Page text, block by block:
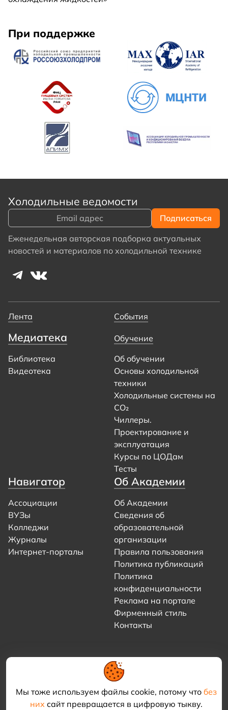
Мы тоже используем файлы cookie, потому что без
нихсайт превращается в цифровую тыкву.
При поддержке
Холодильные ведомости
Еженедельная авторская подборка актуальных
новостей и материалов по холодильной технике
Лента События
Медиатека
Библиотека
Видеотека
Обучение
Об обучении
Основы холодильной
техники
Холодильные системы на
CO₂
Чиллеры.
Проектирование и
эксплуатация
Курсы по ЦОДам
Тесты
Навигатор
Ассоциации
ВУЗы
Колледжи
Журналы
Интернет-порталы
Об Академии
Об Академии
Сведения об
образовательной
организации
Правила пользования
Политика публикаций
Политика
конфиденциальности
Реклама на портале
Фирменный стиль
Контакты